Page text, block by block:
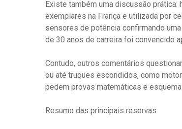
Existe também uma discussão prática:
exemplares na França e utilizada por
sensores de potência confirmando
de 30 anos de carreira foi convencido
Contudo, outros comentários
ou até truques escondidos, como
pedem provas matemáticas e
Resumo das principais reservas: